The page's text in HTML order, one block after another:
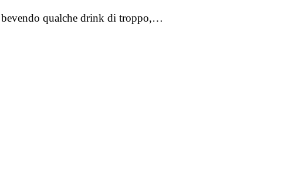
bevendo qualche drink di troppo,…